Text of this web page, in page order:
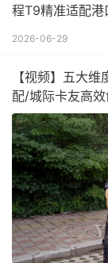
程T9精准适配
2026-06-29
【视频】五大
配/城际卡友高效